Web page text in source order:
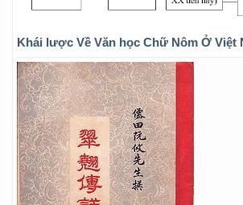
Khái lược Về Văn học Chữ Nôm Ở Việt